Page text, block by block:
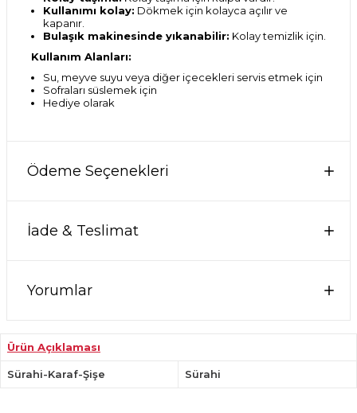
Kullanımı kolay: Dökmek için kolayca açılır ve
kapanır.
Bulaşık makinesinde yıkanabilir: Kolay temizlik için.
Kullanım Alanları:
Su, meyve suyu veya diğer içecekleri servis etmek için
Sofraları süslemek için
Hediye olarak
Ödeme Seçenekleri
İade & Teslimat
Yorumlar
Ürün Açıklaması
Sürahi-Karaf-Şişe Sürahi